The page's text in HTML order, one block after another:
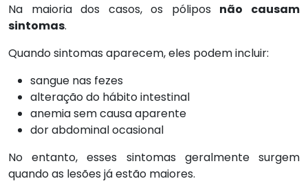
Na maioria dos casos, os pólipos não causam
sintomas.
Quando sintomas aparecem, eles podem incluir:
sangue nas fezes
alteração do hábito intestinal
anemia sem causa aparente
dor abdominal ocasional
No entanto, esses sintomas geralmente surgem
quando as lesões já estão maiores.